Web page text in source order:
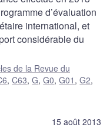
d’évaluation
international, et
considérable du
de la Revue du
,C63,G,G0,G01 ,G2,
15 août 2013